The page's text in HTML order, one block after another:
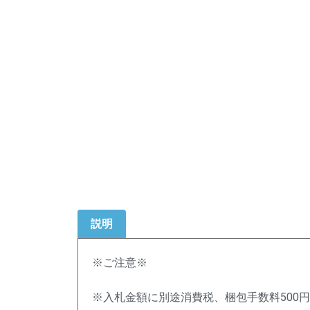
説明
※ご注意※
※入札金額に別途消費税、梱包手数料500円